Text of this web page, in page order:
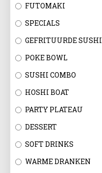
FUTOMAKI
SPECIALS
GEFRITUURDE SUSHI
POKE BOWL
SUSHI COMBO
HOSHI BOAT
PARTY PLATEAU
DESSERT
SOFT DRINKS
WARME DRANKEN